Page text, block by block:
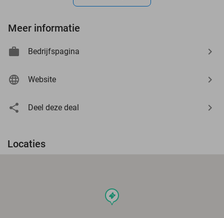
Meer informatie
Bedrijfspagina
Website
Deel deze deal
Locaties
events